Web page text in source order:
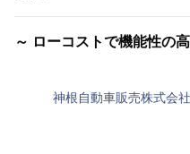
～ ローコストで機能性の
神根自動車販売株式会社